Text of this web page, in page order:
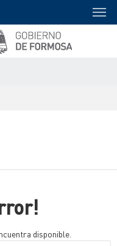
disponible.